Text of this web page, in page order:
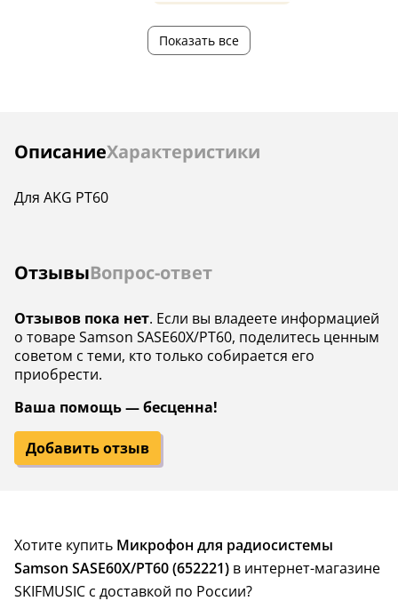
Показать все
ОписаниеХарактеристики
Инструкции
Для AKG PT60
ОтзывыВопрос-ответ
Отзывов пока нет. Если вы владеете информацией
о товаре Samson SASE60X/PT60, поделитесь ценным
советом с теми, кто только собирается его
приобрести.
Ваша помощь — бесценна!
Добавить отзыв
Хотите купить Микрофон для радиосистемы
Samson SASE60X/PT60 (652221) в интернет-магазине
SKIFMUSIC с доставкой по России?